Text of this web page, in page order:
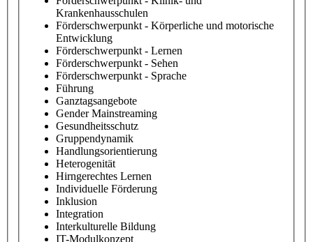
Krankenhausschulen
Förderschwerpunkt - Körperliche und motorische
Entwicklung
Förderschwerpunkt - Lernen
Förderschwerpunkt - Sehen
Förderschwerpunkt - Sprache
Führung
Ganztagsangebote
Gender Mainstreaming
Gesundheitsschutz
Gruppendynamik
Handlungsorientierung
Heterogenität
Hirngerechtes Lernen
Individuelle Förderung
Inklusion
Integration
Interkulturelle Bildung
IT-Modulkonzept